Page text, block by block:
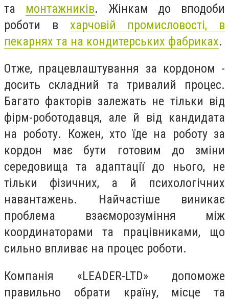
та монтажників. Жінкам до вподоби
роботи в харчовій промисловості, в
пекарнях та на кондитерських фабриках.
Отже, працевлаштування за кордоном -
досить складний та тривалий процес.
Багато факторів залежать не тільки від
фірм-роботодавця, але й від кандидата
на роботу. Кожен, хто їде на роботу за
кордон має бути готовим до зміни
середовища та адаптації до нього, не
тільки фізичних, а й психологічних
навантажень. Найчастіше виникає
проблема взаєморозуміння між
координаторами та працівниками, що
сильно впливає на процес роботи.
Компанія «LEADER-LTD» допоможе
правильно обрати країну, місце та